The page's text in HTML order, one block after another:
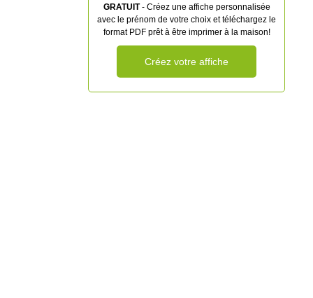
GRATUIT- Créez une affiche personnalisée
avec le prénom de votre choix et téléchargez le
format PDF prêt à être imprimer à la maison!
Créez votre affiche